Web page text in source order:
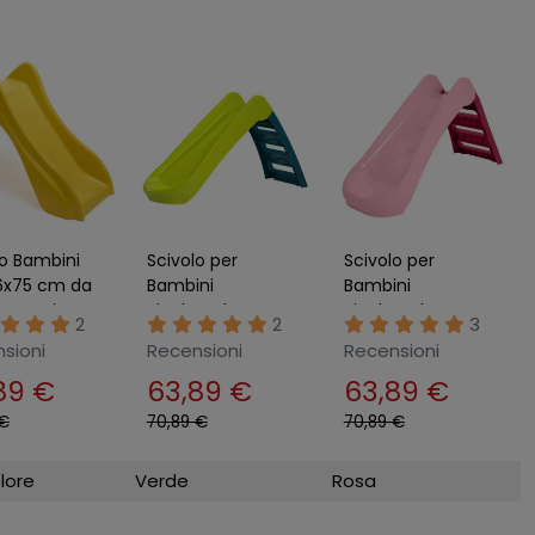
Bambini
cm da
Resina
2
€
Scivolo per
Bambini
Pieghevole
Salvaspazio a 3
Gradini in Plastica
Verde
2
Recensioni
63,89 €
70,89 €
Scivolo per
Bambini
Pieghevole
Salvaspazio a 3
Gradini in Plastica
Rosa
3
Recensioni
63,89 €
70,89 €
Verde
Rosa